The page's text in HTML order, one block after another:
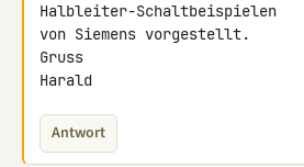
Halbleiter-Schaltbeispielen
von Siemens vorgestellt.
Gruss
Harald
Antwort